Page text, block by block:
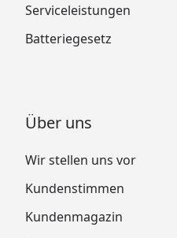
Serviceleistungen
Batteriegesetz
Über uns
Wir stellen uns vor
Kundenstimmen
Kundenmagazin